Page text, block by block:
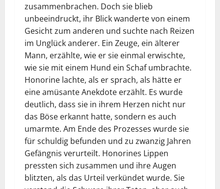
zusammenbrachen. Doch sie blieb
unbeeindruckt, ihr Blick wanderte von einem
Gesicht zum anderen und suchte nach Reizen
im Unglück anderer. Ein Zeuge, ein älterer
Mann, erzählte, wie er sie einmal erwischte,
wie sie mit einem Hund ein Schaf umbrachte.
Honorine lachte, als er sprach, als hätte er
eine amüsante Anekdote erzählt. Es wurde
deutlich, dass sie in ihrem Herzen nicht nur
das Böse erkannt hatte, sondern es auch
umarmte. Am Ende des Prozesses wurde sie
für schuldig befunden und zu zwanzig Jahren
Gefängnis verurteilt. Honorines Lippen
pressten sich zusammen und ihre Augen
blitzten, als das Urteil verkündet wurde. Sie